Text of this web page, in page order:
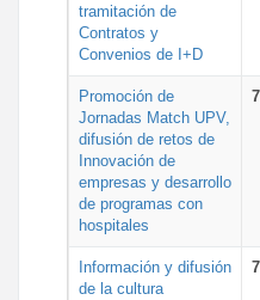
tramitación de
Contratos y
Convenios de I+D
Promoción de
Jornadas Match UPV,
difusión de retos de
Innovación de
empresas y desarrollo
de programas con
hospitales
Información y difusión
de la cultura